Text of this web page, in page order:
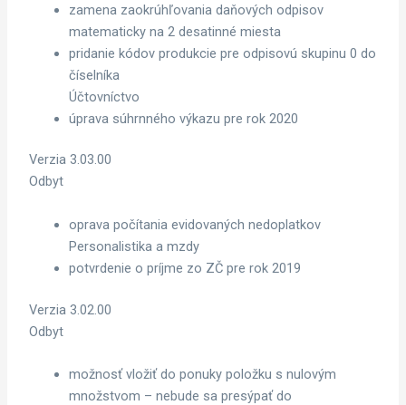
zamena zaokrúhľovania daňových odpisov
matematicky na 2 desatinné miesta
pridanie kódov produkcie pre odpisovú skupinu 0 do
číselníka
Účtovníctvo
úprava súhrnného výkazu pre rok 2020
Verzia 3.03.00
Odbyt
oprava počítania evidovaných nedoplatkov
Personalistika a mzdy
potvrdenie o príjme zo ZČ pre rok 2019
Verzia 3.02.00
Odbyt
možnosť vložiť do ponuky položku s nulovým
množstvom – nebude sa presýpať do